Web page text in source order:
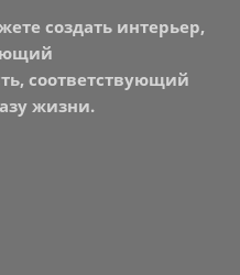
создать интерьер,
соответствующий
жизни.